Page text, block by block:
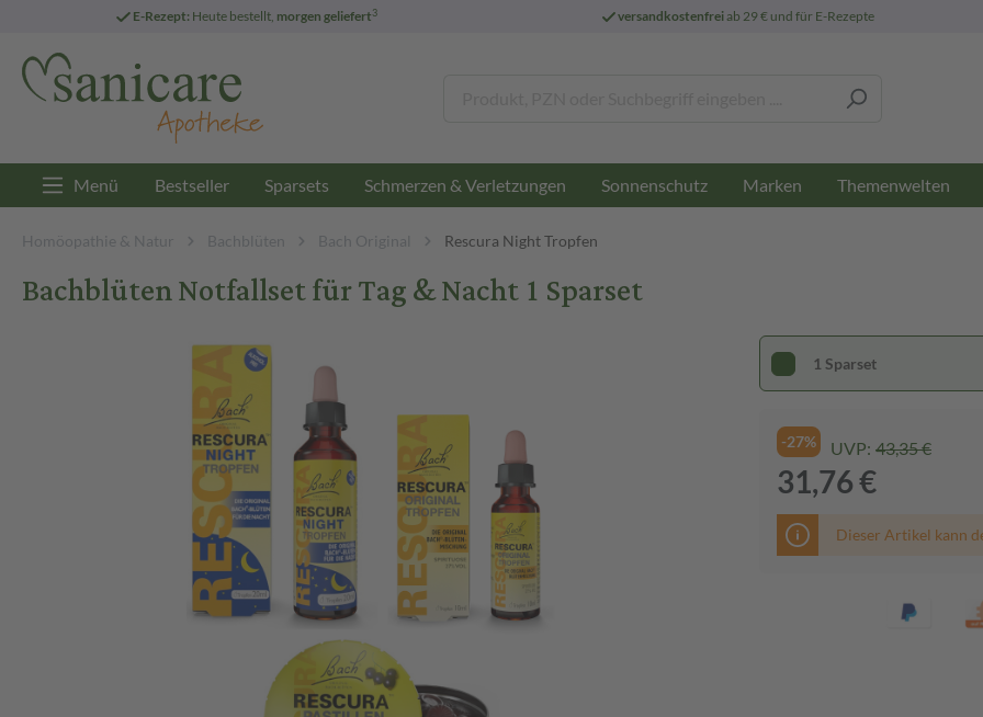
E-Rezept: Heute bestellt, morgen geliefert3 versandkostenfreiab 29 € und für E-Rezepte
Menü Bestseller Sparsets Schmerzen & Verletzungen Sonnenschutz Marken Themenwelten
Homöopathie & Natur Bachblüten Bach Original Rescura Night Tropfen
Bachblüten Notfallset für Tag & Nacht 1 Sparset
1 Sparset
-27% UVP: 43,35 €
31,76 €
Dieser Artikel kann